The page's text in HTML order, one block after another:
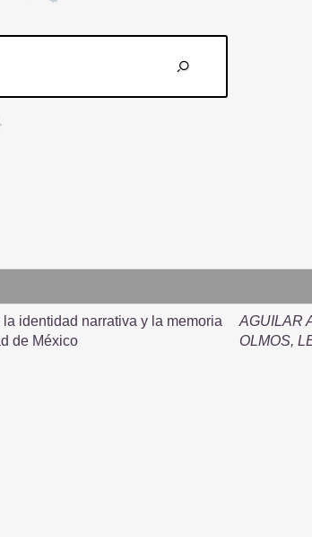
identidad narrativa y la memoria
de México
AGUILAR
OLMOS,